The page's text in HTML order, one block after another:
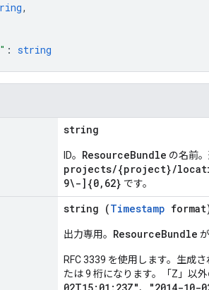
,
: string
string
ID。 ResourceBundle の名前
projects/{project}/
9\-]{0,62} です。
string (Timestamp
出力専用。 ResourceBundle
RFC 3339 を使用します。生成
たは 9 桁になります。「Z」以